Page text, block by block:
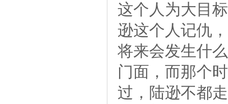
这个人为大目
逊这个人记仇
将来会发生什
门面，而那个
过，陆逊不都